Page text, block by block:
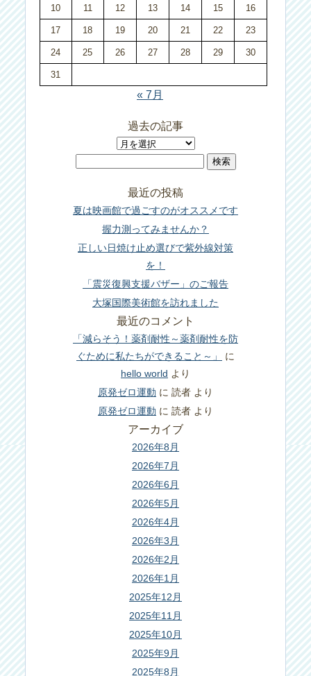
10 11 12 13 14 15 16
17 18 19 20 21 22 23
24 25 26 27 28 29 30
31
« 7月
過去の記事
過
事
最近の投稿
夏は映画館で過ごすのがオススメです
握力測ってみませんか？
正しい日焼け止め選びで紫外線対策
を！
「震災復興支援バザー」のご報告
大塚国際美術館を訪れました
最近のコメント
「減らそう！薬剤耐性～薬剤耐性を防
ぐために私たちができること～」
に
hello world より
原発ゼロ運動 に 読者 より
原発ゼロ運動 に 読者 より
アーカイブ
2026年8月
2026年7月
2026年6月
2026年5月
2026年4月
2026年3月
2026年2月
2026年1月
2025年12月
2025年11月
2025年10月
2025年9月
2025年8月